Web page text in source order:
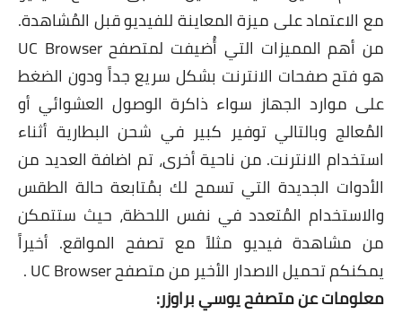
مع الاعتماد على ميزة المعاينة للفيديو قبل المُشاهدة.
من أهم المميزات التي أُضيفت لمتصفحUC Browser
هو فتح صفحات الانترنت بشكل سريع جداً ودون الضغط
على موارد الجهاز سواء ذاكرة الوصول العشوائي أو
المُعالج وبالتالي توفير كبير في شحن البطارية أثناء
استخدام الانترنت. من ناحية أخرى، تم اضافة العديد من
الأدوات الجديدة التي تسمح لك بمُتابعة حالة الطقس
والاستخدام المُتعدد في نفس اللحظة، حيث ستتمكن
من مشاهدة فيديو مثلاً مع تصفح المواقع. أخيراً
يمكنكم تحميل الاصدار الأخير من متصفح UC Browser .
معلومات عن متصفح يوسي براوزر: